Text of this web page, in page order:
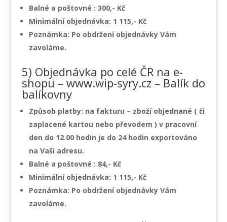
Balné a poštovné : 300,- Kč
Minimální objednávka: 1 115,- Kč
Poznámka: Po obdržení objednávky Vám
zavoláme.
5) Objednávka po celé ČR na e-
shopu – www.wip-syry.cz – Balík do
balíkovny
Způsob platby: na fakturu – zboží objednané ( či
zaplacené kartou nebo převodem ) v pracovní
den do 12.00 hodin je do 24 hodin exportováno
na Vaši adresu.
Balné a poštovné : 84,- Kč
Minimální objednávka: 1 115,- Kč
Poznámka: Po obdržení objednávky Vám
zavoláme.